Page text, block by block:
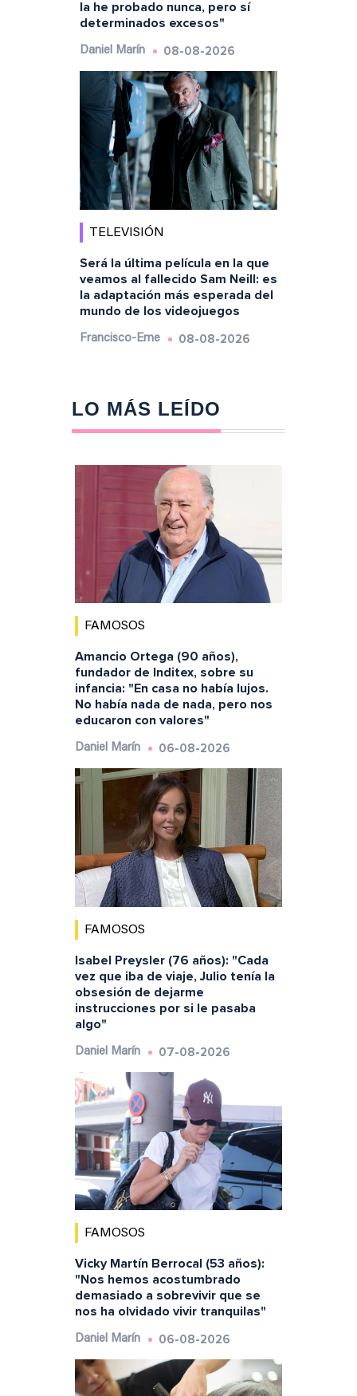
la he probado nunca, pero sí
determinados excesos"
Daniel Marín 08-08-2026
TELEVISIÓN
Será la última película en la que
veamos al fallecido Sam Neill: es
la adaptación más esperada del
mundo de los videojuegos
Francisco-Eme 08-08-2026
LO MÁS LEÍDO
FAMOSOS
Amancio Ortega (90 años),
fundador de Inditex, sobre su
infancia: "En casa no había lujos.
No había nada de nada, pero nos
educaron con valores"
Daniel Marín 06-08-2026
FAMOSOS
Isabel Preysler (76 años): "Cada
vez que iba de viaje, Julio tenía la
obsesión de dejarme
instrucciones por si le pasaba
algo"
Daniel Marín 07-08-2026
FAMOSOS
Vicky Martín Berrocal (53 años):
"Nos hemos acostumbrado
demasiado a sobrevivir que se
nos ha olvidado vivir tranquilas"
Daniel Marín 06-08-2026